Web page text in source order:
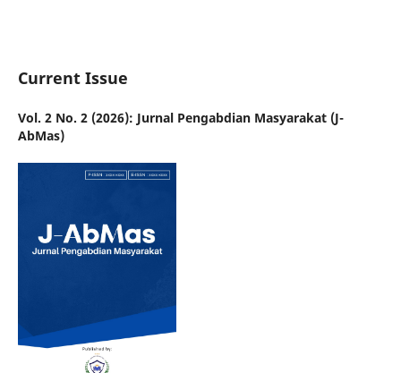
Current Issue
Vol. 2 No. 2 (2026): Jurnal Pengabdian Masyarakat (J-
AbMas)